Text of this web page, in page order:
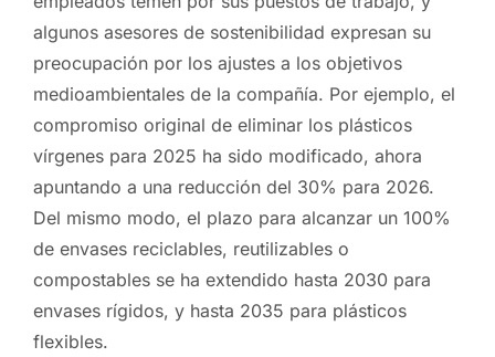
algunos asesores de sostenibilidad expresan su
preocupación por los ajustes a los objetivos
medioambientales de la compañía. Por ejemplo, el
compromiso original de eliminar los plásticos
vírgenes para 2025 ha sido modificado, ahora
apuntando a una reducción del 30% para 2026.
Del mismo modo, el plazo para alcanzar un 100%
de envases reciclables, reutilizables o
compostables se ha extendido hasta 2030 para
envases rígidos, y hasta 2035 para plásticos
flexibles.